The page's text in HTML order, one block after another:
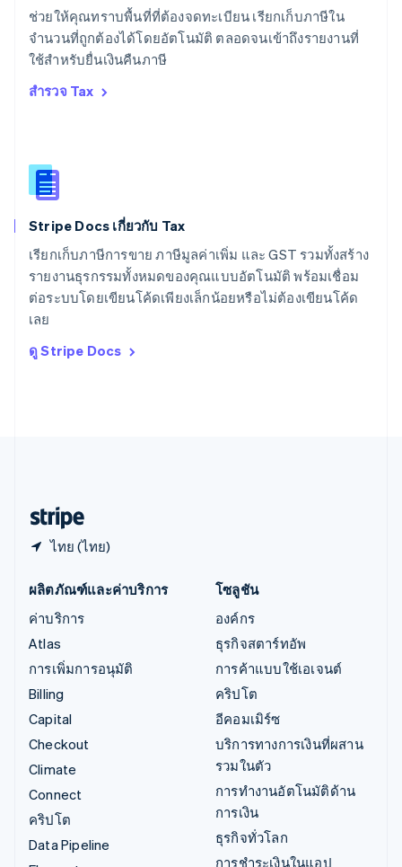
ช่วยให้คุณทราบพื้นที่ที่ต้องจดทะเบียน เรียกเก็บภาษีใน
จำนวนที่ถูกต้องได้โดยอัตโนมัติ ตลอดจนเข้าถึงรายงานที่
ใช้สำหรับยื่นเงินคืนภาษี
สำรวจ Tax
Stripe Docs เกี่ยวกับ Tax
เรียกเก็บภาษีการขาย ภาษีมูลค่าเพิ่ม และ GST รวมทั้งสร้าง
รายงานธุรกรรมทั้งหมดของคุณแบบอัตโนมัติ พร้อมเชื่อม
ต่อระบบโดยเขียนโค้ดเพียงเล็กน้อยหรือไม่ต้องเขียนโค้ด
เลย
ดู Stripe Docs
ไทย (ไทย)
สวิตเซอร์แลนด์
Deutsch FrançaisItaliano English
สวีเดน
SvenskaEnglish
สหรัฐอเมริกา
EnglishEspañol
English
สาธารณรัฐเช็ก
สิงคโปร์
English简体中文
ออสเตรเลีย
English
ออสเตรีย
ItalianoEnglish
ผลิตภัณฑ์และค่าบริการ
ค่าบริการ
Atlas
การเพิ่มการอนุมัติ
Billing
Capital
Checkout
Climate
Connect
คริปโต
Data Pipeline
โซลูชัน
องค์กร
ธุรกิจสตาร์ทอัพ
การค้าแบบใช้เอเจนต์
คริปโต
อีคอมเมิร์ซ
บริการทางการเงินที่ผสาน
รวมในตัว
การทำงานอัตโนมัติด้าน
การเงิน
ธุรกิจทั่วโลก
การชำระเงินในแอป